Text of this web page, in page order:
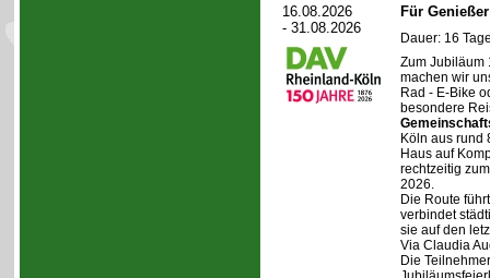
16.08.2026
- 31.08.2026
Für
Dauer: 16
Zum Jubiläum
machen wir
Rad - E-Bike
besondere
Köln aus rund
Haus auf
rechtzeitig
2026.
Die Route
verbindet
sie auf den
Via Claudia
Die